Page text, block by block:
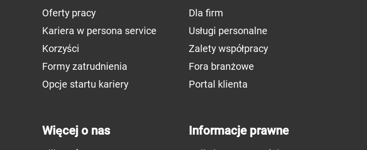
Oferty pracy
Kariera w persona service
Korzyści
Formy zatrudnienia
Opcje startu kariery
Dla firm
Usługi personalne
Zalety współpracy
Fora branżowe
Portal klienta
Więcej o nas Informacje prawne